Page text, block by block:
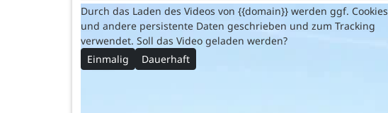
Durch das Laden des Videos von {{domain}} werden ggf. Cookies
und andere persistente Daten geschrieben und zum Tracking
verwendet. Soll das Video geladen werden?
Einmalig
Dauerhaft